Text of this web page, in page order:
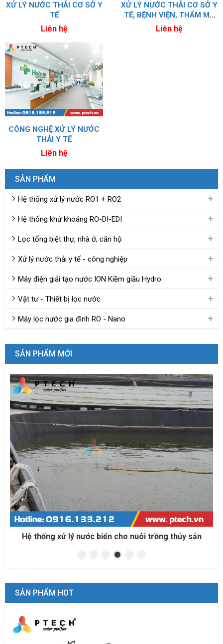
XỬ LÝ NƯỚC THẢI CƠ SỞ Y
TẾ
Liên hệ
XỬ LÝ NƯỚC THẢI CƠ SỞ Y
TẾ, BỆNH VIỆN, THẨM MỸ
VIỆN
Liên hệ
CÔNG NGHỆ XỬ LÝ NƯỚC
THẢI Y TẾ
Liên hệ
SẢN PHẨM
Hệ thống xử lý nước RO1 + RO2
Hệ thống khử khoáng RO-DI-EDI
Lọc tổng biệt thự, nhà ở, căn hộ
Xử lý nước thải y tế - công nghiệp
Máy điện giải tạo nước ION Kiềm giầu Hydro
Vật tư - Thiết bị lọc nước
Máy lọc nước gia đình RO - Nano
SẢN PHẨM MỚI
Hệ thống xử lý nước biển cho nuôi trồng thủy sản
SẢN PHẨM HOT